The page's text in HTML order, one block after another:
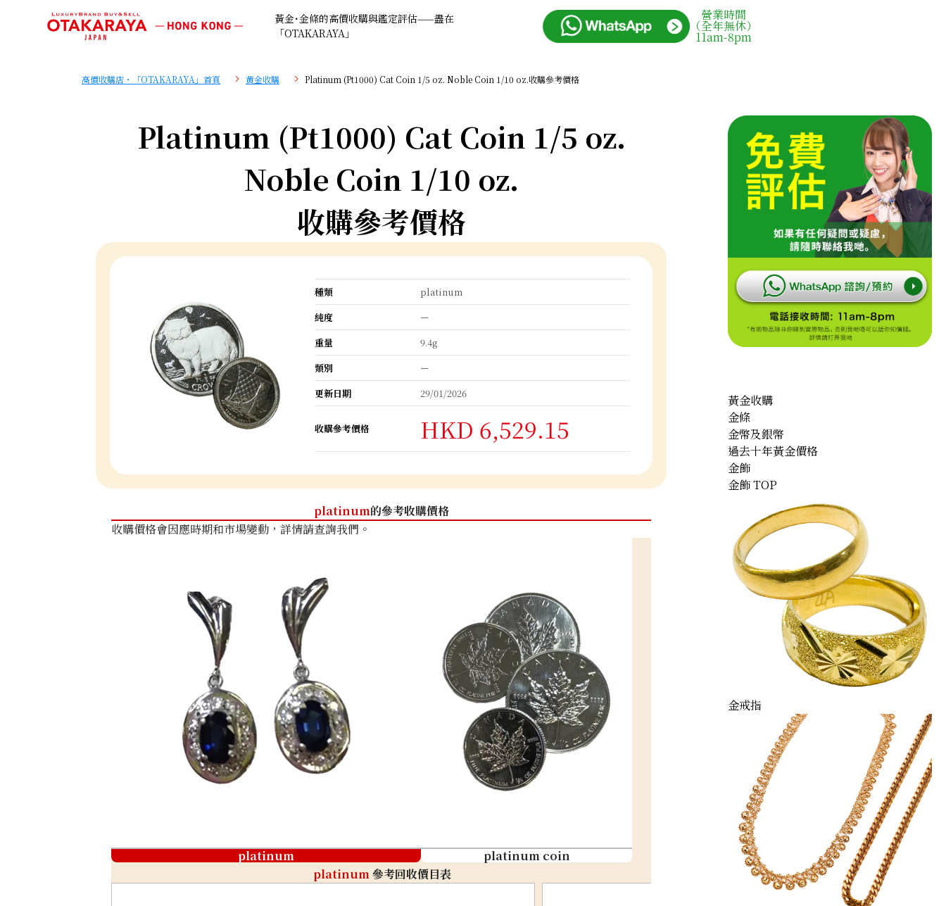
黃金･金條的高價收購與鑑定評估——盡在
「OTAKARAYA」
營業時間
（全年無休）
11am-8pm
高價收購店・「OTAKARAYA」首頁 黄金收購 Platinum (Pt1000) Cat Coin 1/5 oz. Noble Coin 1/10 oz.收購參考價格
Platinum (Pt1000) Cat Coin 1/5 oz.
Noble Coin 1/10 oz.
收購參考價格
種類
platinum
純度
ー
重量
9.4g
類別
ー
更新日期
29/01/2026
收購參考價格 HKD 6,529.15
platinum的參考收購價格
收購價格會因應時期和市場變動，詳情請查詢我們。
platinum
platinum coin
platinum參考回收價目表
黃金收購
金條
金幣及銀幣
過去十年黃金價格
金飾
金飾 TOP
金戒指